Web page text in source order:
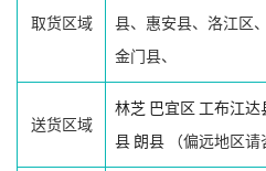
取货区域
县、惠安县、洛江区
金门县、
送货区域
林芝 巴宜区 工布江达
县 朗县 （偏远地区请